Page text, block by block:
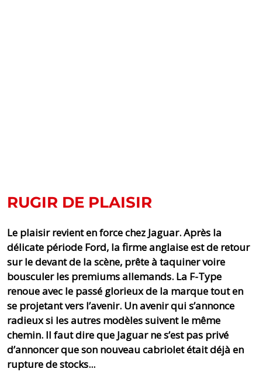
RUGIR DE PLAISIR
Le plaisir revient en force chez Jaguar. Après la
délicate période Ford, la firme anglaise est de retour
sur le devant de la scène, prête à taquiner voire
bousculer les premiums allemands. La F-Type
renoue avec le passé glorieux de la marque tout en
se projetant vers l’avenir. Un avenir qui s’annonce
radieux si les autres modèles suivent le même
chemin. Il faut dire que Jaguar ne s’est pas privé
d’annoncer que son nouveau cabriolet était déjà en
rupture de stocks...